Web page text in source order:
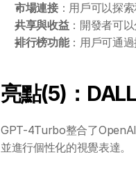
市場連接：用戶可以探
共享與收益：開發者可
排行榜功能：用戶可通
亮點(5)：
GPT-4Turbo整合了OpenAI
並進行個性化的視覺表達。